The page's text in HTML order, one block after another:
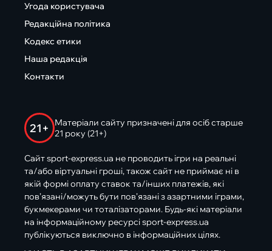
Угода користувача
Редакційна політика
Кодекс етики
Наша редакція
Контакти
21+
Матеріали сайту призначені для осіб старше
21 року (21+)
Сайт sport-express.ua не проводить ігри на реальні
та/або віртуальні гроші, також сайт не приймає ні в
якій формі оплату ставок та/інших платежів, які
пов’язані/можуть бути пов’язані з азартними іграми,
букмекерами чи тоталізаторами. Будь-які матеріали
на інформаційному ресурсі sport-express.ua
публікуються виключно в інформаційних цілях.